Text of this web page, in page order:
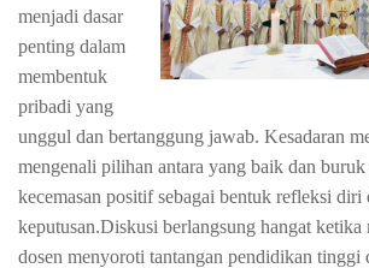
menjadi dasar
penting dalam
membentuk
pribadi yang
unggul dan bertanggung jawab. Kesadaran
mengenali pilihan antara yang baik dan buruk
kecemasan positif sebagai bentuk refleksi diri
keputusan.Diskusi berlangsung hangat ketika
dosen menyoroti tantangan pendidikan tinggi